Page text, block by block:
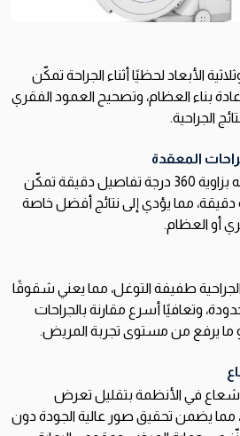
الأبعاد لحظيًا أثناء الجراحة تمكّن
بناء العظام، وتصحيح العمود الفقري
الجراحية.
المعقدة
يوفّر نظام O-Arm برؤيته بزاوية 360 درجة تفاصيل دقيقة تمكّن
دقيقة، مما يؤدي إلى نتائج أفضل خاصة
أو العظام.
طفيفة التوغل، مما يعني شقوقًا
وتعافيًا أسرع مقارنة بالجراحات
ما يرفع من مستوى تجربة المريض.
في الأنظمة بتقليل تعرض
مما يضمن تحقيق صور عالية الجودة دون